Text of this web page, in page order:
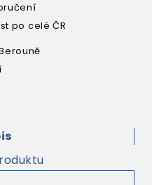
po celé ČR